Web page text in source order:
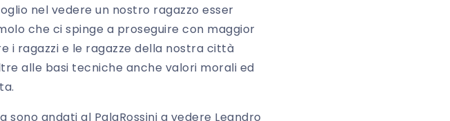
nel vedere un nostro ragazzo esser
che ci spinge a proseguire con maggior
i ragazzi e le ragazze della nostra città
alle basi tecniche anche valori morali ed
sono andati al PalaRossini a vedere Leandro